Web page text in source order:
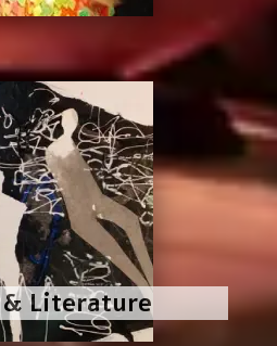
Literature